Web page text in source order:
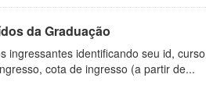
da Graduação
ingressantes identificando seu id,
cota de ingresso (a partir de...